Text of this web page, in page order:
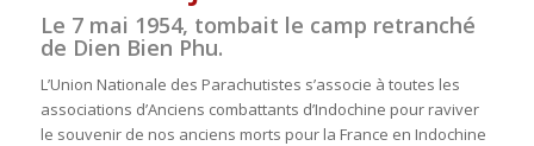
Le 7 mai 1954, tombait le camp retranché
de Dien Bien Phu.
L’Union Nationale des Parachutistes s’associe à toutes les
associations d’Anciens combattants d’Indochine pour raviver
le souvenir de nos anciens morts pour la France en Indochine